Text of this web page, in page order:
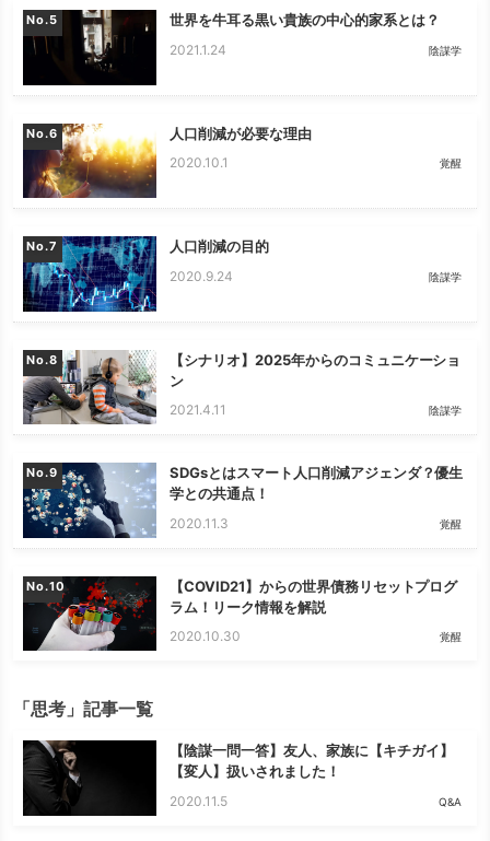
No. 世界を牛耳る黒い貴族の中心的家系とは？
2021.1.24 陰謀学
No. 人口削減が必要な理由
2020.10.1 覚醒
No. 人口削減の目的
2020.9.24 陰謀学
No.
【シナリオ】2025年からのコミュニケーショ
ン
2021.4.11 陰謀学
No.
SDGsとはスマート人口削減アジェンダ？優生
学との共通点！
2020.11.3 覚醒
No.
【COVID21】からの世界債務リセットプログ
ラム！リーク情報を解説
2020.10.30 覚醒
「思考」記事一覧
【陰謀一問一答】友人、家族に【キチガイ】
【変人】扱いされました！
2020.11.5 Q&A